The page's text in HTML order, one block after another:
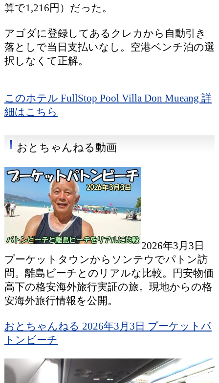
算で1,216円）だった。
アゴダに登録してあるクレカから自動引き
落としで当日支払いなし。空港ベンチ泊の選
択しなくて正解。
このホテル FullStop Pool Villa Don Mueang 詳
細はこちら
おとちゃんねる動画
2026年3月3日
プーケットタウンからソンテウでパトン訪
問。離島ビーチとのリアルな比較。円安物価
高下の格安海外旅行実証の旅。現地からの格
安海外旅行情報を公開。
おとちゃんねる 2026年3月3日 プーケットパ
トンビーチ